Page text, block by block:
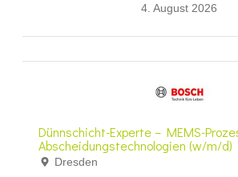
4. August 2026
Dünnschicht-Experte – MEMS-
Abscheidungstechnologien (w/m/d)
Dresden